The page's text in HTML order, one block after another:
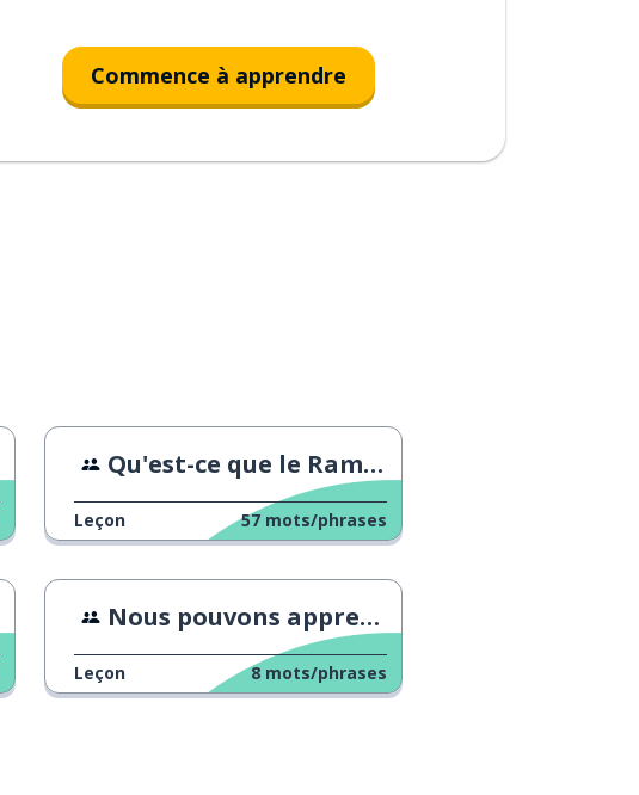
Commence à apprendre
Qu'est-ce que le Ramadan ?
Leçon 57 mots/phrases
Nous pouvons apprendre à nous connaître
Leçon 8 mots/phrases